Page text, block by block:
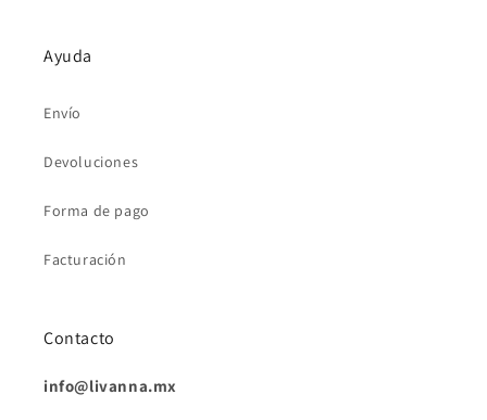
Ayuda
Envío
Devoluciones
Forma de pago
Facturación
Contacto
info@livanna.mx